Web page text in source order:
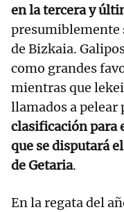
en la tercera y
presumiblemente
de Bizkaia.
como grandes
mientras que
llamados a pelear
clasificación para
que se disputará
de Getaria.
En la regata del